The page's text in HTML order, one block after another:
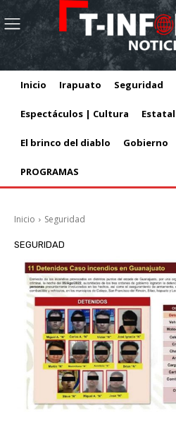
Inicio Irapuato Seguridad
Espectáculos | Cultura Estatal
El brinco del diablo Gobierno
PROGRAMAS
Inicio Seguridad
SEGURIDAD